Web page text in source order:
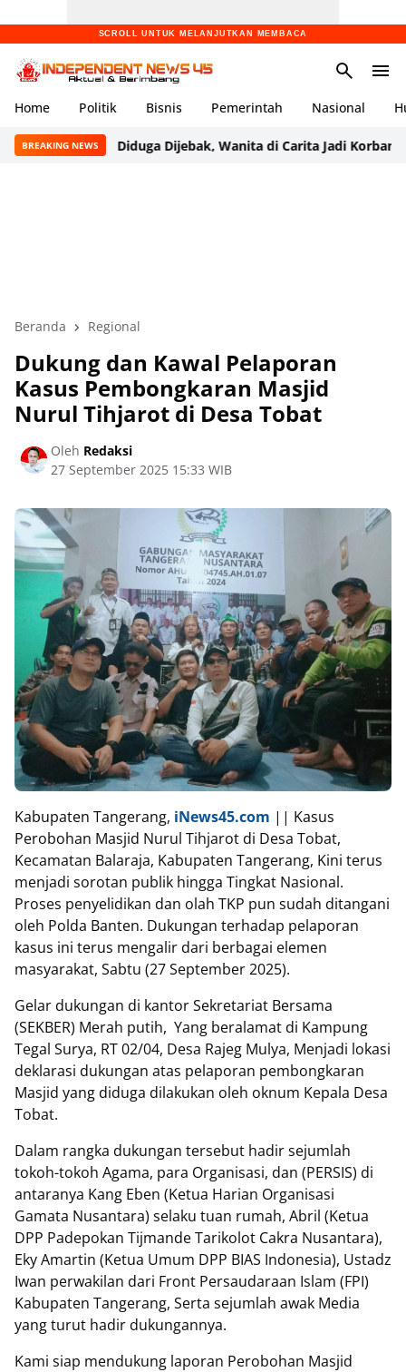
SCROLL UNTUK MELANJUTKAN MEMBACA
Home Politik Bisnis Pemerintah Nasional
BREAKING NEWS
Diduga Dijebak, Wanita di Carita Jadi Korban
Beranda Regional
Dukung dan Kawal Pelaporan
Kasus Pembongkaran Masjid
Nurul Tihjarot di Desa Tobat‎‎‎‎
Oleh Redaksi
27 September 2025 15:33 WIB
Kabupaten Tangerang, iNews45.com || Kasus
Perobohan Masjid Nurul Tihjarot di Desa Tobat,
Kecamatan Balaraja, Kabupaten Tangerang, Kini terus
menjadi sorotan publik hingga Tingkat Nasional.
Proses penyelidikan dan olah TKP pun sudah ditangani
oleh Polda Banten. Dukungan terhadap pelaporan
kasus ini terus mengalir dari berbagai elemen
masyarakat, Sabtu (27 September 2025).
‎Gelar dukungan di kantor Sekretariat Bersama
(SEKBER) Merah putih, Yang beralamat di Kampung
Tegal Surya, RT 02/04, Desa Rajeg Mulya, Menjadi lokasi
deklarasi dukungan atas pelaporan pembongkaran
Masjid yang diduga dilakukan oleh oknum Kepala Desa
Tobat.
‎Dalam rangka dukungan tersebut hadir sejumlah
tokoh-tokoh Agama, para Organisasi, dan (PERSIS) di
antaranya Kang Eben (Ketua Harian Organisasi
Gamata Nusantara) selaku tuan rumah, Abril (Ketua
DPP Padepokan Tijmande Tarikolot Cakra Nusantara),
Eky Amartin (Ketua Umum DPP BIAS Indonesia), Ustadz
Iwan perwakilan dari Front Persaudaraan Islam (FPI)
Kabupaten Tangerang, Serta sejumlah awak Media
yang turut hadir dukungannya.
‎Kami siap mendukung laporan Perobohan Masjid